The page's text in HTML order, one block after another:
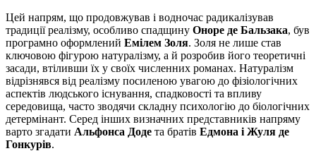
Цей напрям, що продовжував і водночас радикалізував
традиції реалізму, особливо спадщину Оноре де Бальзака, був
програмно оформлений Емілем Золя. Золя не лише став
ключовою фігурою натуралізму, а й розробив його теоретичні
засади, втіливши їх у своїх численних романах. Натуралізм
відрізнявся від реалізму посиленою увагою до фізіологічних
аспектів людського існування, спадковості та впливу
середовища, часто зводячи складну психологію до біологічних
детермінант. Серед інших визначних представників напряму
варто згадати Альфонса Доде та братів Едмона і Жуля де
Гонкурів.